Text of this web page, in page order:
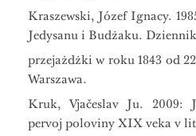
Kraszewski, Józef Ignacy.
Jedysanu i Budżaku. Dziennik
przejażdżki w roku 1843 od
Warszawa.
Kruk, Vjačeslav Ju. 2009:
pervoj poloviny ХІХ veka v